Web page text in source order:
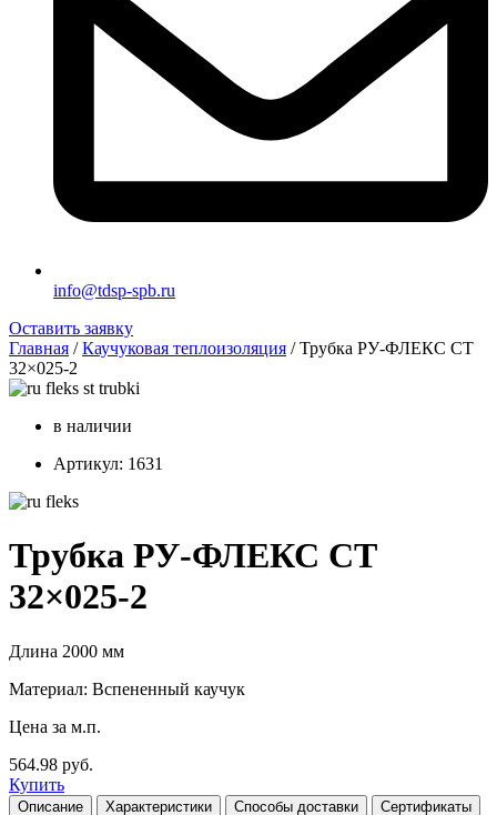
info@tdsp-spb.ru
Оставить заявку
Главная /Каучуковая теплоизоляция / Трубка РУ-ФЛЕКС СТ
32×025-2
в наличии
Артикул: 1631
Трубка РУ-ФЛЕКС СТ
32×025-2
Длина 2000 мм
Материал: Вспененный каучук
Цена за м.п.
564.98 руб.
Купить
Описание Характеристики Способы доставки
Сертификаты